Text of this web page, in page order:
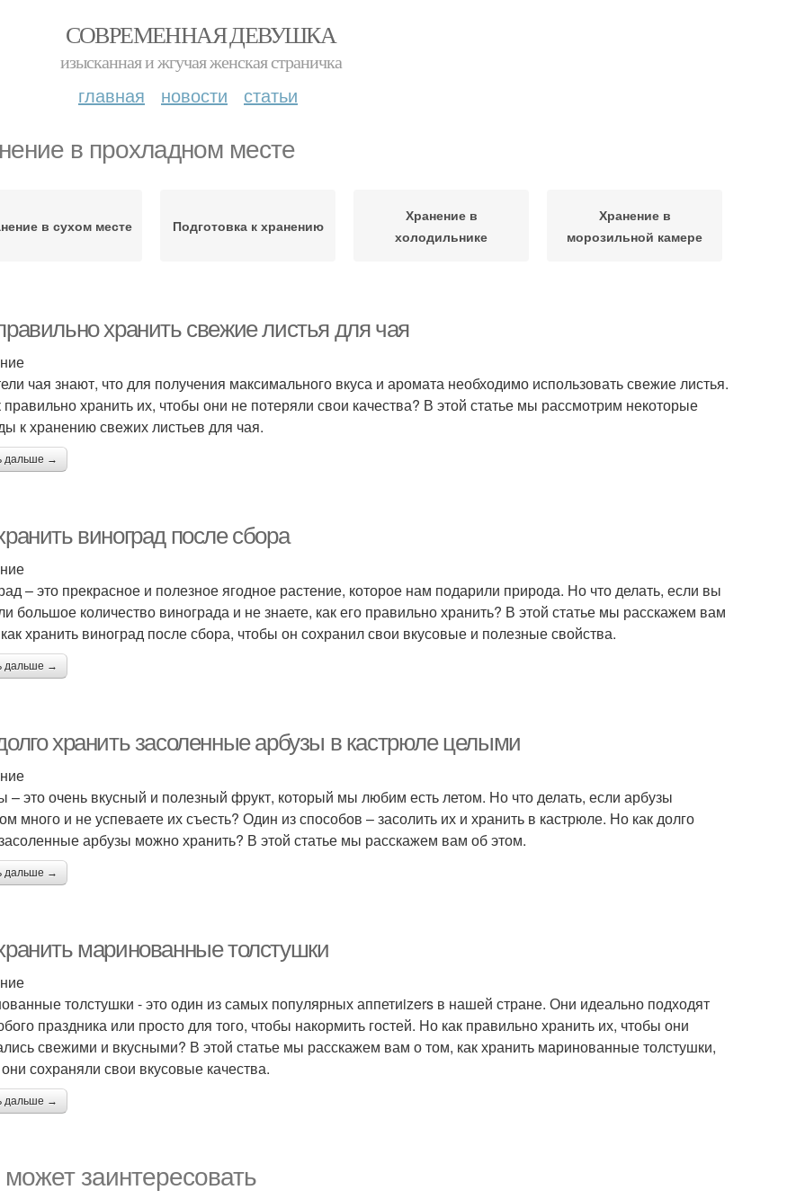
СОВРЕМЕННАЯ ДЕВУШКА
изысканная и жгучая женская страничка
главная новости статьи
в прохладном месте
в сухом месте Подготовка к хранению
Хранение в
холодильнике
Хранение в
морозильной камере
хранить свежие листья для чая
чая знают, что для получения максимального вкуса и аромата необходимо использовать свежие листья.
правильно хранить их, чтобы они не потеряли свои качества? В этой статье мы рассмотрим некоторые
к хранению свежих листьев для чая.
дальше →
виноград после сбора
– это прекрасное и полезное ягодное растение, которое нам подарили природа. Но что делать, если вы
большое количество винограда и не знаете, как его правильно хранить? В этой статье мы расскажем вам
хранить виноград после сбора, чтобы он сохранил свои вкусовые и полезные свойства.
дальше →
хранить засоленные арбузы в кастрюле целыми
– это очень вкусный и полезный фрукт, который мы любим есть летом. Но что делать, если арбузы
много и не успеваете их съесть? Один из способов – засолить их и хранить в кастрюле. Но как долго
арбузы можно хранить? В этой статье мы расскажем вам об этом.
дальше →
маринованные толстушки
толстушки - это один из самых популярных аппетиizers в нашей стране. Они идеально подходят
праздника или просто для того, чтобы накормить гостей. Но как правильно хранить их, чтобы они
свежими и вкусными? В этой статье мы расскажем вам о том, как хранить маринованные толстушки,
сохраняли свои вкусовые качества.
дальше →
заинтересовать